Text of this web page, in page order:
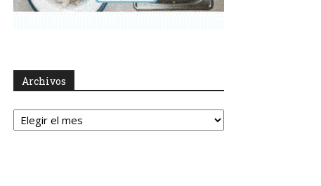
Archivos
Archivos